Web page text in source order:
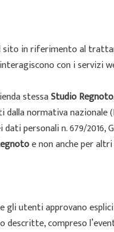
sito in riferimento al
con i servizi
stessaStudio Regnoto.
normativa nazionale
personali n. 679/2016,
e non anche per
gli utenti approvano
compreso